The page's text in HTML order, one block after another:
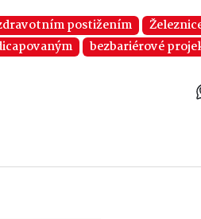
postižením
bezbariérové